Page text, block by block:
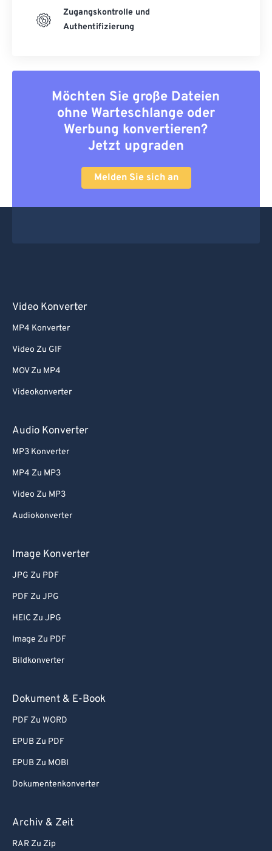
Zugangskontrolle und
Authentifizierung
Möchten Sie große Dateien
ohne Warteschlange oder
Werbung konvertieren?
Jetzt upgraden
Melden Sie sich an
Video Konverter
MP4 Konverter
Video Zu GIF
MOV Zu MP4
Videokonverter
Audio Konverter
MP3 Konverter
MP4 Zu MP3
Video Zu MP3
Audiokonverter
Image Konverter
JPG Zu PDF
PDF Zu JPG
HEIC Zu JPG
Image Zu PDF
Bildkonverter
Dokument & E-Book
PDF Zu WORD
EPUB Zu PDF
EPUB Zu MOBI
Dokumentenkonverter
Archiv & Zeit
RAR Zu Zip